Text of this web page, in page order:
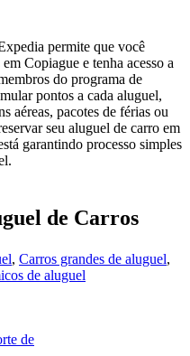
permite que você
Copiague e tenha acesso a
do programa de
pontos a cada aluguel,
aéreas, pacotes de férias ou
seu aluguel de carro em
garantindo processo simples
de Carros
, Carros grandes de aluguel,
de aluguel
de